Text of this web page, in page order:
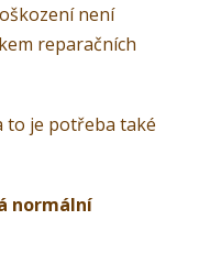
není
reparačních
to je potřeba také
normální